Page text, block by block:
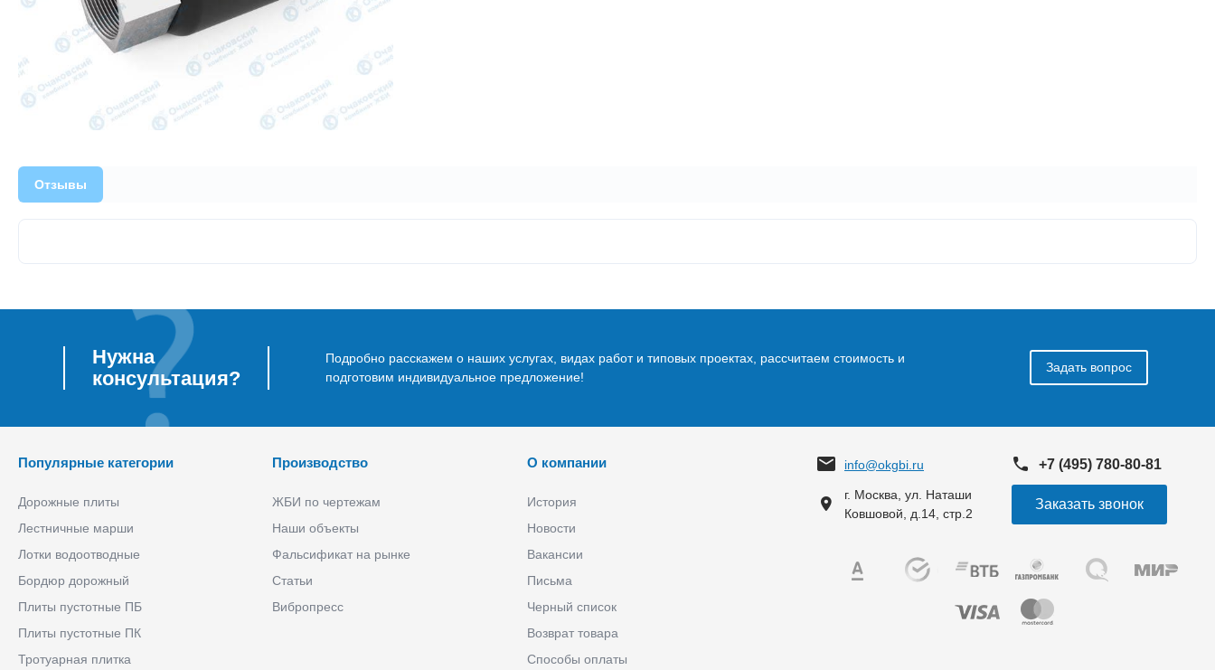
Отзывы
Нужна
консультация?
Подробно расскажем о наших услугах, видах работ и типовых проектах, рассчитаем стоимость и
подготовим индивидуальное предложение!
Задать вопрос
Популярные категории
Дорожные плиты
Лестничные марши
Лотки водоотводные
Бордюр дорожный
Плиты пустотные ПБ
Плиты пустотные ПК
Тротуарная плитка
Производство
ЖБИ по чертежам
Наши объекты
Фальсификат на рынке
Статьи
Вибропресс
О компании
История
Новости
Вакансии
Письма
Черный список
Возврат товара
Способы оплаты
info@okgbi.ru +7 (495) 780-80-81
г. Москва, ул. Наташи
Ковшовой, д.14, стр.2
Заказать звонок